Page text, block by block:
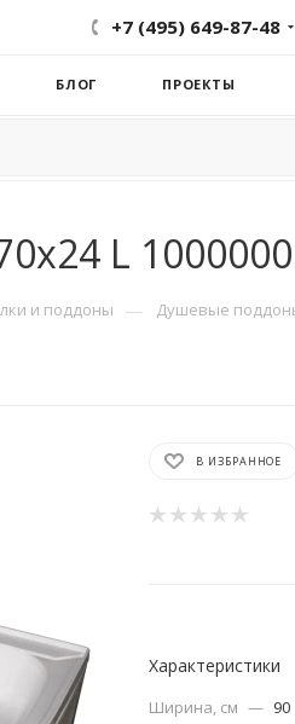
+7 (495) 649-87-48
БЛОГ ПРОЕКТЫ
L
и поддоны — Душевые
В ИЗБРАННОЕ
Характеристики
Ширина, см — 90